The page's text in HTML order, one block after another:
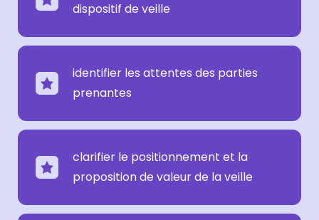
dispositif de veille
identifier les attentes des parties
prenantes
clarifier le positionnement et la
proposition de valeur de la veille